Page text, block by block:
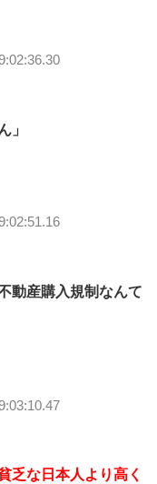
」
動産購入規制なんて
乏な日本人より高く